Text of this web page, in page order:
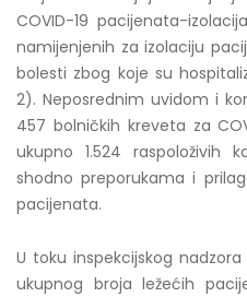
COVID-19 pacijenata-
namijenjenih za izolaciju
bolesti zbog koje su
2). Neposrednim uvidom i
457 bolničkih kreveta za
ukupno 1.524 raspoloživih
shodno preporukama i
pacijenata.
U toku inspekcijskog
ukupnog broja ležećih